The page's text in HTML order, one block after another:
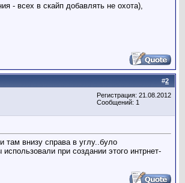
- всех в скайп добавлять не охота),
#2
Регистрация: 21.08.2012
Сообщений: 1
там внизу справа в углу..було
при создании этого интрнет-